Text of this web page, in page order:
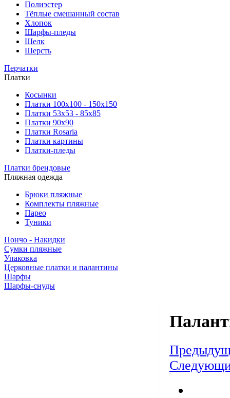
Полиэстер
Тёплые смешанный состав
Хлопок
Шарфы-пледы
Шелк
Шерсть
Перчатки
Платки
Косынки
Платки 100х100 - 150х150
Платки 53х53 - 85х85
Платки 90х90
Платки Rosaria
Платки картины
Платки-пледы
Платки брендовые
Пляжная одежда
Брюки пляжные
Комплекты пляжные
Парео
Туники
Пончо - Накидки
Сумки пляжные
Упаковка
Церковные платки и палантины
Шарфы
Шарфы-снуды